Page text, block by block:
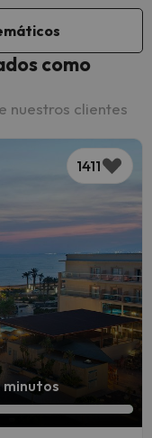
como
nuestros clientes
minutos
1411